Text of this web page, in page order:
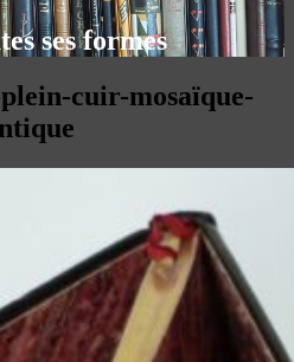
ses formes
cuir-mosaïque-